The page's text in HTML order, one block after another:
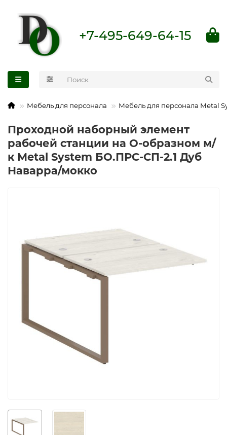
+7-495-649-64-15
Мебель для персонала Мебель для персонала Metal
Проходной наборный элемент
рабочей станции на О-образном м/
к Metal System БО.ПРС-СП-2.1 Дуб
Наварра/мокко